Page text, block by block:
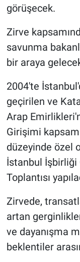
görüşecek.
Zirve
savunma
bir araya
2004'te
geçirilen ve
Arap
Girişimi
düzeyinde özel
İstanbul İşbirliği
Toplantısı
Zirvede,
artan
ve dayanışma
beklentiler